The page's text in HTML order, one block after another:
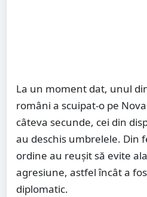
La un moment dat, unul
români a scuipat-o pe
câteva secunde, cei din
au deschis umbrelele. Din
ordine au reușit să evite
agresiune, astfel încât a
diplomatic.